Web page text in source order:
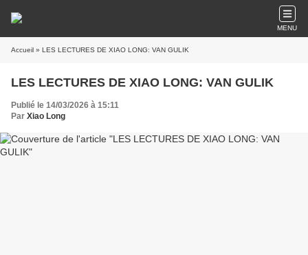
MENU
Accueil » LES LECTURES DE XIAO LONG: VAN GULIK
LES LECTURES DE XIAO LONG: VAN GULIK
Publié le 14/03/2026 à 15:11
Par Xiao Long